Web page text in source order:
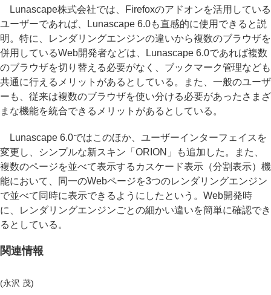
Lunascape株式会社では、Firefoxのアドオンを活用している
ユーザーであれば、Lunascape 6.0も直感的に使用できると説
明。特に、レンダリングエンジンの違いから複数のブラウザを
併用しているWeb開発者などは、Lunascape 6.0であれば複数
のブラウザを切り替える必要がなく、ブックマーク管理なども
共通に行えるメリットがあるとしている。また、一般のユーザ
ーも、従来は複数のブラウザを使い分ける必要があったさまざ
まな機能を統合できるメリットがあるとしている。
Lunascape 6.0ではこのほか、ユーザーインターフェイスを
変更し、シンプルな新スキン「ORION」も追加した。また、
複数のページを並べて表示するカスケード表示（分割表示）機
能において、同一のWebページを3つのレンダリングエンジン
で並べて同時に表示できるようにしたという。Web開発時
に、レンダリングエンジンごとの細かい違いを簡単に確認でき
るとしている。
関連情報
(永沢 茂)